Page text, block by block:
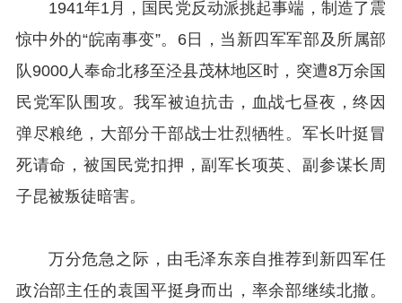
1941年1月，国民党反动派挑起事端，制造了震
惊中外的“皖南事变”。6日，当新四军军部及所属部
队9000人奉命北移至泾县茂林地区时，突遭8万余国
民党军队围攻。我军被迫抗击，血战七昼夜，终因
弹尽粮绝，大部分干部战士壮烈牺牲。军长叶挺冒
死请命，被国民党扣押，副军长项英、副参谋长周
子昆被叛徒暗害。
万分危急之际，由毛泽东亲自推荐到新四军任
政治部主任的袁国平挺身而出，率余部继续北撤。